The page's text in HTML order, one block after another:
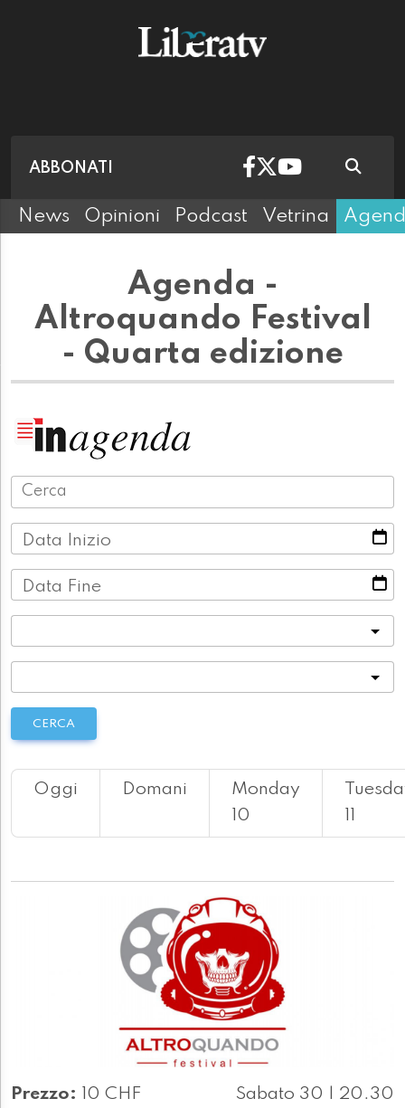
ABBONATI
News Opinioni Podcast Vetrina
Agenda -
Altroquando Festival
- Quarta edizione
Data Inizio
Data Fine
CERCA
Oggi Domani
Monday
10
11
Prezzo: 10 CHF Sabato 30 | 20.30